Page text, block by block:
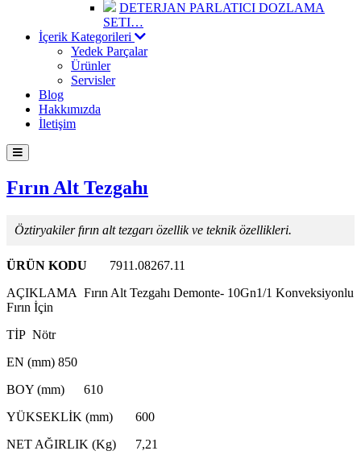
DETERJAN PARLATICI DOZLAMA
SETI…
İçerik Kategorileri
Yedek Parçalar
Ürünler
Servisler
Blog
Hakkımızda
İletişim
Fırın Alt Tezgahı
Öztiryakiler fırın alt tezgarı özellik ve teknik özellikleri.
ÜRÜN KODU
7911.08267.11
AÇIKLAMA Fırın Alt Tezgahı Demonte- 10Gn1/1 Konveksiyonlu
Fırın İçin
TİP Nötr
EN (mm) 850
BOY (mm)
610
YÜKSEKLİK (mm)
600
NET AĞIRLIK (Kg)
7,21